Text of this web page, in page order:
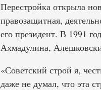
Перестройка открыла
правозащитная,
его президент. В 1991
Ахмадулина,
«Советский строй я,
даже не думал, что эта